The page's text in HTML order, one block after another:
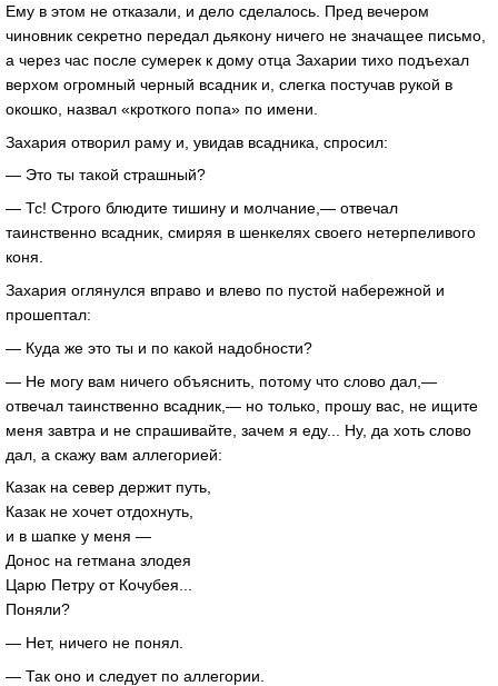
Ему в этом не отказали, и дело сделалось. Пред вечером
чиновник секретно передал дьякону ничего не значащее письмо,
а через час после сумерек к дому отца Захарии тихо подъехал
верхом огромный черный всадник и, слегка постучав рукой в
окошко, назвал «кроткого попа» по имени.
Захария отворил раму и, увидав всадника, спросил:
— Это ты такой страшный?
— Тс! Строго блюдите тишину и молчание,— отвечал
таинственно всадник, смиряя в шенкелях своего нетерпеливого
коня.
Захария оглянулся вправо и влево по пустой набережной и
прошептал:
— Куда же это ты и по какой надобности?
— Не могу вам ничего объяснить, потому что слово дал,—
отвечал таинственно всадник,— но только, прошу вас, не ищите
меня завтра и не спрашивайте, зачем я еду... Ну, да хоть слово
дал, а скажу вам аллегорией:
Казак на север держит путь,
Казак не хочет отдохнуть,
и в шапке у меня —
Донос на гетмана злодея
Царю Петру от Кочубея...
Поняли?
— Нет, ничего не понял.
— Так оно и следует по аллегории.